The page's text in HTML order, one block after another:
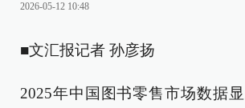
2026-05-12 10:48
■文汇报记者 孙彦扬
2025年中国图书零售市场数据